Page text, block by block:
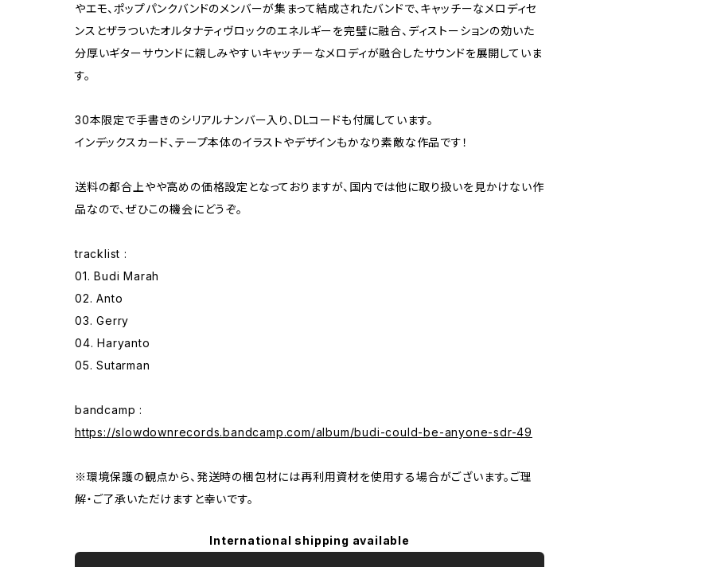
やエモ、ポップパンクバンドのメンバーが集まって結成されたバンドで、キャッチーなメロディセ
ンスとザラついたオルタナティヴロックのエネルギーを完璧に融合、ディストーションの効いた
分厚いギターサウンドに親しみやすいキャッチーなメロディが融合したサウンドを展開していま
す。
30本限定で手書きのシリアルナンバー入り、DLコードも付属しています。
インデックスカード、テープ本体のイラストやデザインもかなり素敵な作品です！
送料の都合上やや高めの価格設定となっておりますが、国内では他に取り扱いを見かけない作
品なので、ぜひこの機会にどうぞ。
tracklist :
01. Budi Marah
02. Anto
03. Gerry
04. Haryanto
05. Sutarman
bandcamp :
https://slowdownrecords.bandcamp.com/album/budi-could-be-anyone-sdr-49
※環境保護の観点から、発送時の梱包材には再利用資材を使用する場合がございます。ご理
解・ご了承いただけますと幸いです。
International shipping available